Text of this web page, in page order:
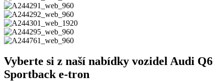
Vyberte si z naší nabídky vozidel Audi Q6
Sportback e-tron